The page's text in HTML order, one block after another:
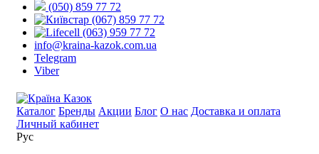
(050) 859 77 72
(067) 859 77 72
(063) 959 77 72
info@kraina-kazok.com.ua
Telegram
Viber
Каталог Бренды Акции Блог О нас Доставка и оплата
Личный кабинет
Рус